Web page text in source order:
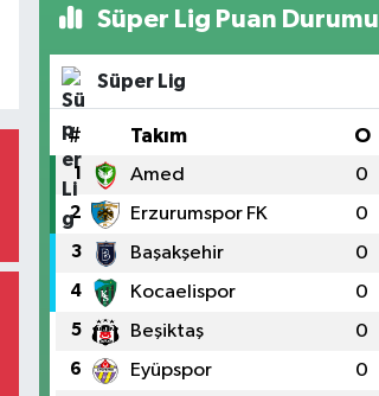
Süper Lig Puan Durumu
Süper Lig
# Takım O
1 Amed 0
2 Erzurumspor FK 0
3 Başakşehir 0
4 Kocaelispor 0
5 Beşiktaş 0
6 Eyüpspor 0